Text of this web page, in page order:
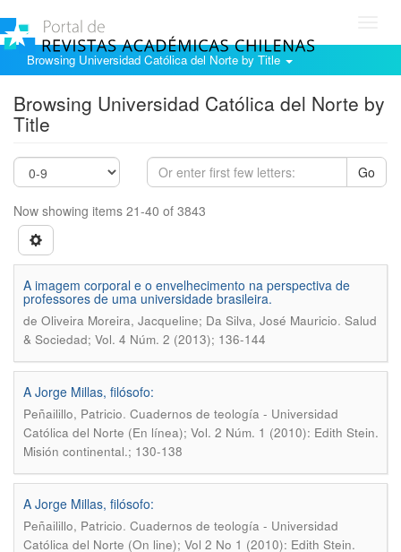
Browsing Universidad Católica del Norte by Title
Browsing Universidad Católica del Norte by
Title
Go
Now showing items 21-40 of 3843
A imagem corporal e o envelhecimento na perspectiva de
professores de uma universidade brasileira.
de Oliveira Moreira, Jacqueline; Da Silva, José Mauricio. Salud
& Sociedad; Vol. 4 Núm. 2 (2013); 136-144
A Jorge Millas, filósofo:
Peñailillo, Patricio. Cuadernos de teología - Universidad
Católica del Norte (En línea); Vol. 2 Núm. 1 (2010): Edith Stein.
Misión continental.; 130-138
A Jorge Millas, filósofo:
Peñailillo, Patricio. Cuadernos de teología - Universidad
Católica del Norte (On line); Vol 2 No 1 (2010): Edith Stein.